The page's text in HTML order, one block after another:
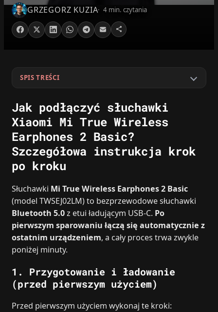
GRZEGORZ KUZIA 4 min. czytania
SPIS TREŚCI
Jak podłączyć słuchawki
Xiaomi Mi True Wireless
Earphones 2 Basic?
Szczegółowa instrukcja krok
po kroku
Słuchawki Mi True Wireless Earphones 2 Basic
(model TWSEJ02LM) to bezprzewodowe słuchawki
Bluetooth 5.0z etui ładującym USB‑C. Po
pierwszym sparowaniu łączą się automatycznie z
ostatnim urządzeniem, a cały proces trwa zwykle
poniżej minuty.
1. Przygotowanie i ładowanie
(przed pierwszym użyciem)
Przed pierwszym użyciem wykonaj te kroki: